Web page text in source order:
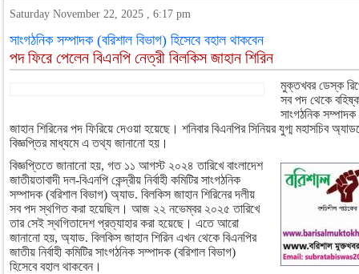
Saturday November 22, 2025 , 6:17 pm
সাংগঠনিক সম্পাদক (বরিশাল বিভাগ) হিসেবে বহাল থাকবেন
পদ ফিরে পেলেন বিএনপি নেত্রী বিলকিস জাহান শিরিন
মুক্তখবর ডেস্ক
সব পদ থেকে
সাংগঠনিক
জাহান শিরিনের পদ ফিরিয়ে দেওয়া হয়েছে। শনিবার বিএনপির সিনিয়র যুগ্ম মহাসচিব
বিজ্ঞপ্তির মাধ্যমে এ তথ্য জানানো হয়।
বিজ্ঞপ্তিতে জানানো হয়, গত ১১ আগস্ট ২০২৪ তারিখে বাংলাদেশ
জাতীয়তাবাদী দল-বিএনপি কেন্দ্রীয় নির্বাহী কমিটির সাংগঠনিক
সম্পাদক (বরিশাল বিভাগ) অ্যাড. বিলকিস জাহান শিরিনের দলীয়
সব পদ স্থগিত করা হয়েছিল। আজ ২২ নভেম্বর ২০২৫ তারিখে
তার সেই স্থগিতাদেশ প্রত্যাহার করা হয়েছে। এতে আরো
জানানো হয়, অ্যাড. বিলকিস জাহান শিরিন এখন থেকে বিএনপির
জাতীয় নির্বাহী কমিটির সাংগঠনিক সম্পাদক (বরিশাল বিভাগ)
হিসেবে বহাল থাকবেন।